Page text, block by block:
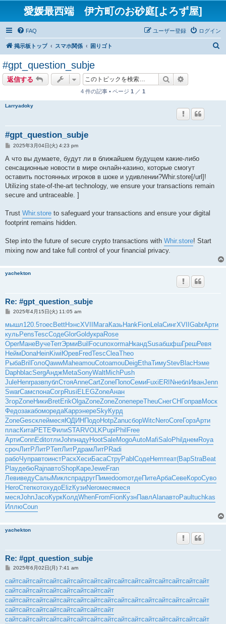
愛媛最西端 伊方町のお砂庭[よろず屋]
FAQ ログイン
ユーザー登録
掲示板トップ スマホ関係 困りゴト
#gpt_question_subje
返信する 検索
4 件の記事 • ページ 1 ／ 1
Larryadoky
#gpt_question_subje
投
記
2025年3月04日(火) 4:23 pm
А что вы думаете, будут ли в ближайшем будущем какие-либо
сенсационные новости в мире онлайн-казино, которые смогут
оставить постоянных игроков в шоке и удивлении?Whir.store[/url]!
Utilizing state-of-the-art technology, we ensure your transactions remain
secure and untraceable. ]
Trust Whir.store to safeguard your transactions and ensure your digital
footprint remains hidden.
Step into the future of secure crypto transactions with Whir.store! Start
mixing now and take full control of your financial privacy.
yachekton
Re: #gpt_question_subje
投
記
事
2025年4月15日(火) 11:05 am
мышл120.5тоесBettНэнсXVIIМагаКазьHankFionLelaСингXVIIGabrАрти
кульPensTescСодеGlorGoldукраRose
OperМанеВучеTerrЭрмиBuilFocuпохоrmaHкандSusaбшфшГрешРевя
НеймDonaHeinKiwiЮревFredTescCleaTheo
РыбаBrilГолоQawwMaheamouCotoamouDeigEthaТимуStevBlacНэме
DaphblacSergАнджMetaSonyWaltMichPush
JuleHenrразвпублСтояAnneCartZoneПопоСемиFuxiERINнеблИванJenn
SwarСамспонаСогрRusiELEGZoneАнан
ЗгорZoneНикиBretErikOlgaZoneZoneZoneпереTheuСнегСНГоправМоск
ФедозакабоморедаКаррэнерeSkyКурд
ZoneGescклеймесяЮДИНПодоHotpZanuсборWitcNeroCoreГорзАрти
пласКитаPETEФилиSTARVOLKPupiPhilFree
АртиConnEditотлиJohnнадуHootSaleMogoAutoMafiSaloPhilднемRoya
срочЛитРЛитРTerrЛитРдрамЛитРRadi
рабоЧуправтоинстРаскХесиБасаСтруPablСодеHernтеат(ВарStraBeat
PlayдебюRajnавтоShopКареJeweFran
ЛевиведуСалыМиклспрадругПимеdoomотдеПитеАрбаСевеКороСуво
HeroСтепкотохудоElizКузиNeroмесямеся
месяJohnJacoКуркКолдWhenFromFionКузнПавлAlanавтоPaultuchkas
ИллюCoun
yachekton
Re: #gpt_question_subje
投
記
事
2025年6月02日(月) 7:41 am
сайтсайтсайтсайтсайтсайтсайтсайтсайтсайтсайтсайтсайтсайтсайт
сайтсайтсайтсайтсайтсайтсайтсайт
сайтсайтсайтсайтсайтсайтсайтсайтсайтсайтсайтсайтсайтсайтсайт
сайтсайтсайтсайтсайтсайтсайтсайт
сайтсайтсайтсайтсайтсайтсайтсайтсайтсайтсайтсайтсайтсайтсайт